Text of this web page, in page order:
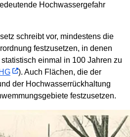
Hochwassergefahr
schreibt vor, mindestens die
festzusetzen, in denen
einmal in 100 Jahren zu
). Auch Flächen, die der
der Hochwasserrückhaltung
festzusetzen.